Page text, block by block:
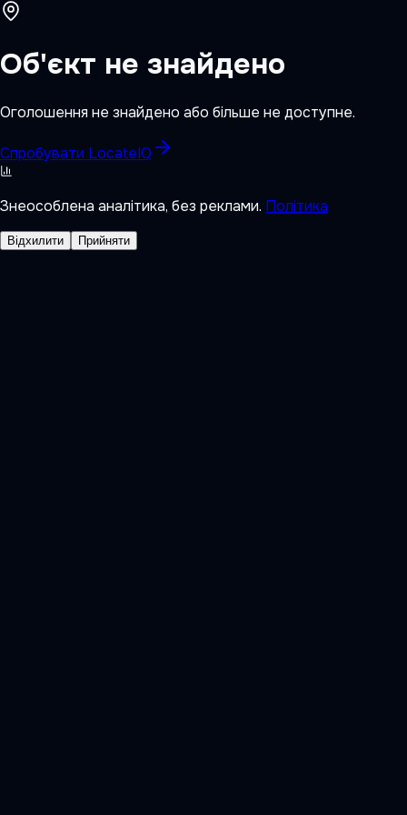
Об'єкт не знайдено
Оголошення не знайдено або більше не доступне.
Спробувати LocateIQ
Знеособлена аналітика, без реклами. Політика
Відхилити Прийняти